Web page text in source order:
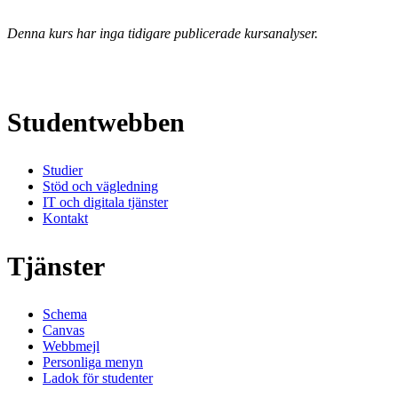
Denna kurs har inga tidigare publicerade kursanalyser.
Studentwebben
Studier
Stöd och vägledning
IT och digitala tjänster
Kontakt
Tjänster
Schema
Canvas
Webbmejl
Personliga menyn
Ladok för studenter